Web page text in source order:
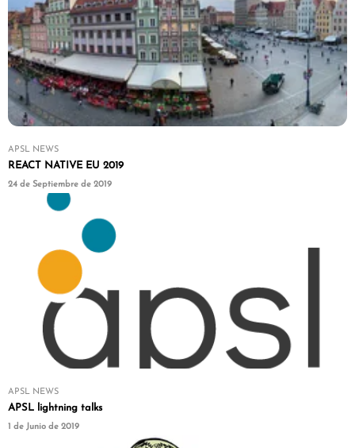
APSL NEWS
REACT NATIVE EU 2019
24 de Septiembre de 2019
APSL NEWS
APSL lightning talks
1 de Junio de 2019